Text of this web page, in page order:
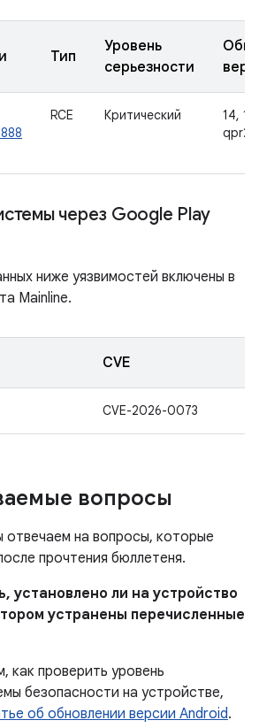
Тип
Уровень
серьезности
RCE Критический
14,
qpr2
через Google Play
ниже уязвимостей включены в
Mainline.
CVE
CVE-2026-0073
вопросы
на вопросы, которые
прочтения бюллетеня.
установлено ли на устройство
устранены перечисленные
проверить уровень
безопасности на устройстве,
об обновлении версии Android.